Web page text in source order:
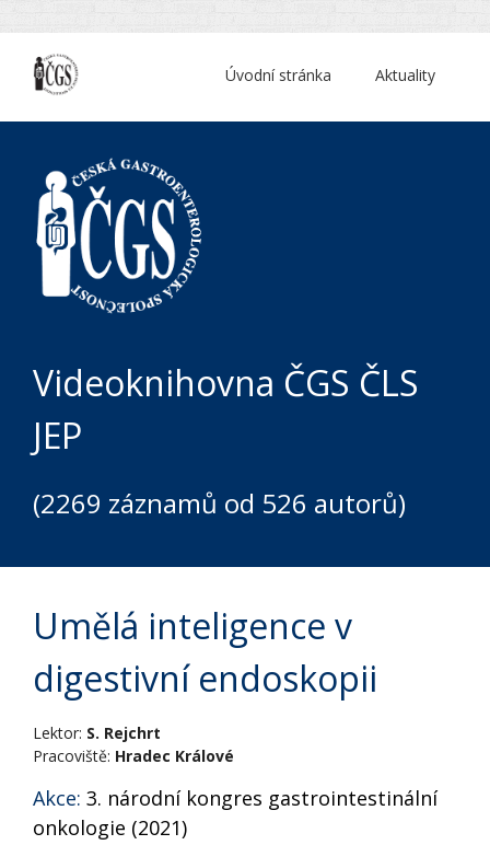
Aktuality
Úvodní stránka
Videoknihovna ČGS ČLS
JEP
(2269 záznamů od 526 autorů)
Umělá inteligence v
digestivní endoskopii
Lektor: S. Rejchrt
Pracoviště: Hradec Králové
Akce: 3. národní kongres gastrointestinální
onkologie (2021)